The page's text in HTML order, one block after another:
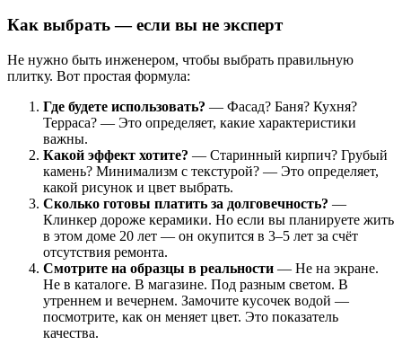
Как выбрать — если вы не эксперт
Не нужно быть инженером, чтобы выбрать правильную
плитку. Вот простая формула:
Где будете использовать? — Фасад? Баня? Кухня?
Терраса? — Это определяет, какие характеристики
важны.
Какой эффект хотите? — Старинный кирпич? Грубый
камень? Минимализм с текстурой? — Это определяет,
какой рисунок и цвет выбрать.
Сколько готовы платить за долговечность? —
Клинкер дороже керамики. Но если вы планируете жить
в этом доме 20 лет — он окупится в 3–5 лет за счёт
отсутствия ремонта.
Смотрите на образцы в реальности — Не на экране.
Не в каталоге. В магазине. Под разным светом. В
утреннем и вечернем. Замочите кусочек водой —
посмотрите, как он меняет цвет. Это показатель
качества.